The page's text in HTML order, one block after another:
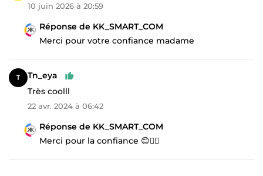
10 juin 2026 à 20:59
Réponse de KK_SMART_COM
Merci pour votre confiance madame
Tn_eya
Très coolll
22 avr. 2024 à 06:42
Réponse de KK_SMART_COM
Merci pour la confiance 😊👌🏾